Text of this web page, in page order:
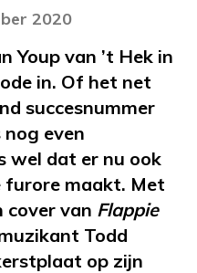
2020
Youp van ’t Hek in
in. Of het net
succesnummer
even
wel dat er nu ook
furore maakt. Met
cover van Flappie
Todd
op zijn